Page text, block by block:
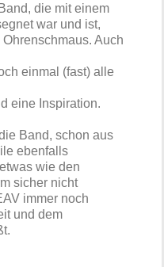
die mit einem
war und ist,
Auch
einmal (fast) alle
eine Inspiration.
Band, schon aus
ebenfalls
wie den
sicher nicht
immer noch
und dem